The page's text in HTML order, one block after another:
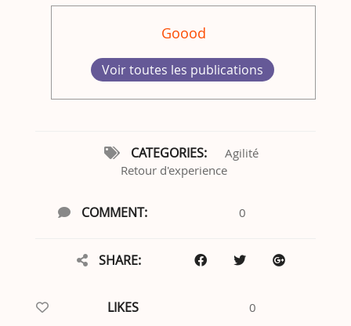
Goood
Voir toutes les publications
CATEGORIES:
Agilité
Retour d'experience
COMMENT: 0
SHARE:
LIKES 0